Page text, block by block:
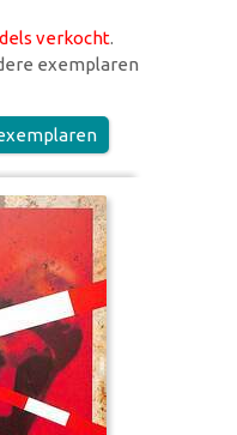
verkocht.
exemplaren